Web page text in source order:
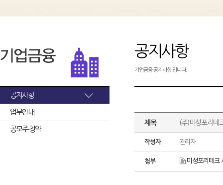
공지사항
업무안내
공모주 청약
공지사항
기업금융 공지사항 입니다.
제목 (주)미성포리테
작성자 관리자
첨부 미성포리테크